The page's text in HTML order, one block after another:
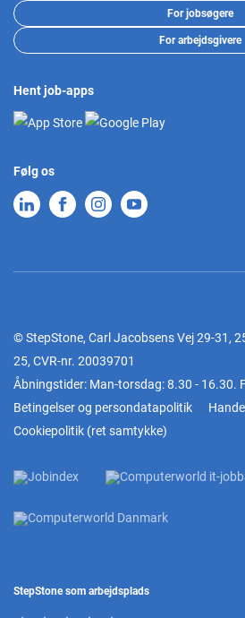
For jobsøgere
For arbejdsgivere
Hent job-apps
Følg os
© StepStone, Carl Jacobsens Vej 29-31,
25, CVR-nr. 20039701
Åbningstider: Man-torsdag: 8.30 - 16.30.
Betingelser og persondatapolitik
Cookiepolitik (ret samtykke)
StepStone som arbejdsplads